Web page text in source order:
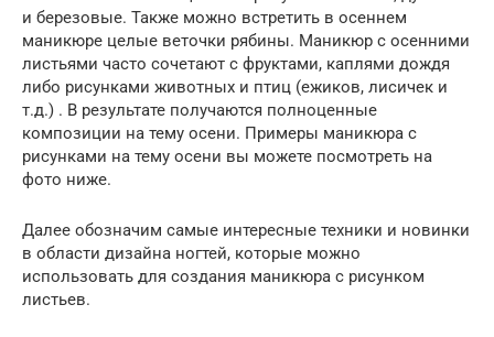
и березовые. Также можно встретить в осеннем
маникюре целые веточки рябины. Маникюр с осенними
листьями часто сочетают с фруктами, каплями дождя
либо рисунками животных и птиц (ежиков, лисичек и
т.д.) . В результате получаются полноценные
композиции на тему осени. Примеры маникюра с
рисунками на тему осени вы можете посмотреть на
фото ниже.
Далее обозначим самые интересные техники и новинки
в области дизайна ногтей, которые можно
использовать для создания маникюра с рисунком
листьев.